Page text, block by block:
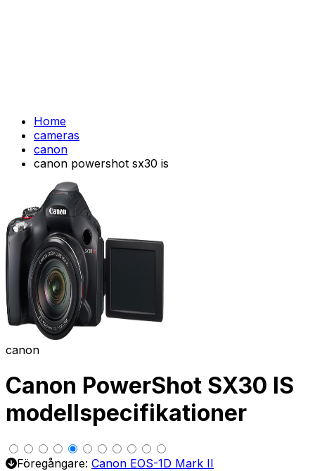
Home
cameras
canon
canon powershot sx30 is
canon
Canon PowerShot SX30 IS
modellspecifikationer
Föregångare: Canon EOS-1D Mark II